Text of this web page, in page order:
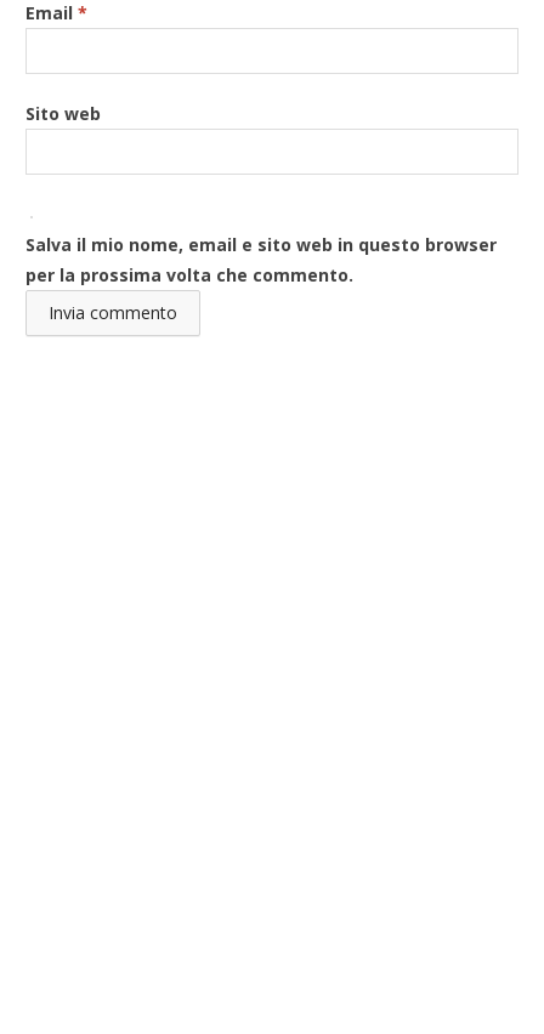
Email*
Sito web
Salva il mio nome, email e sito web in questo browser
per la prossima volta che commento.